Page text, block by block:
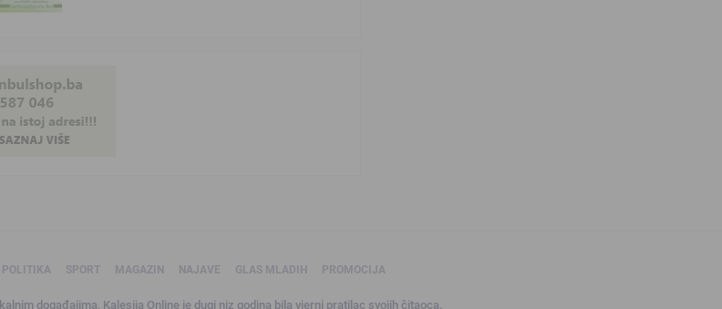
POLITIKA SPORT MAGAZIN NAJAVE GLAS MLADIH PROMOCIJA
događajima, Kalesija Online je dugi niz godina bila vjerni pratilac svojih čitaoca.